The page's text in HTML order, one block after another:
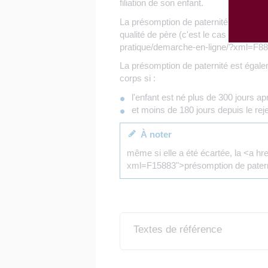
filiation de son enfant.
La présomption de paternité est
qualité de père (c'est le cas par
pratique/demarche-en-ligne/
La présomption de paternité est
corps si :
l'enfant est né plus de 300 jours
et moins de 180 jours depuis le
À noter
même si elle a été écartée, la <a
xml=F15883">présomption de
Textes de référence